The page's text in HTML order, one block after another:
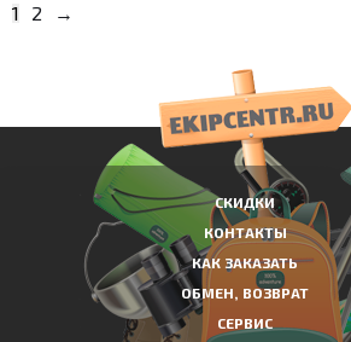
1 2 →
СКИДКИ
КОНТАКТЫ
КАК ЗАКАЗАТЬ
ОБМЕН, ВОЗВРАТ
СЕРВИС